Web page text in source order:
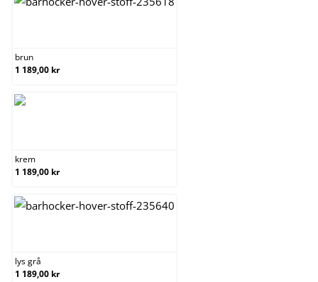
brun
1 189,00 kr
krem
1 189,00 kr
lys grå
1 189,00 kr